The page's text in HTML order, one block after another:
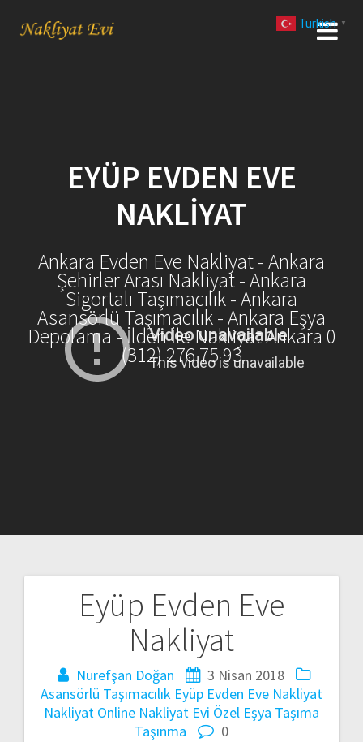
EYÜP EVDEN EVE
NAKLIYAT
Ankara Evden Eve Nakliyat - Ankara
Şehirler Arası Nakliyat - Ankara
Sigortalı Taşımacılık - Ankara
Asansörlü Taşımacılık - Ankara Eşya
Depolama - İlden İle Nakliyat Ankara 0
(312) 276 75 93
Eyüp Evden Eve
Nakliyat
Nurefşan Doğan
3 Nisan 2018
Asansörlü Taşımacılık Eyüp Evden Eve Nakliyat
Nakliyat Online Nakliyat Evi Özel Eşya Taşıma
Taşınma
0
gezinmesi
Turkish ▼